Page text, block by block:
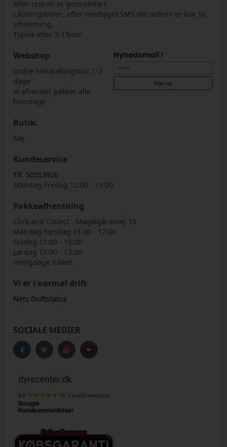
efter ordren er gennemført
i åbningstiden, efter modtaget SMS om ordren er klar til
afhentning.
Typisk efter 5-15min
Webshop
Ordre behandlingstid: 1-2
dage
Vi afsender pakker alle
hverdage
Butik:
Nej
Kundeservice
Tlf. 50553920
Mandag-Fredag 12:00 - 15:00
Pakkeafhentning
Click and Collect - Møgelgårdsvej 19
Mandag-Torsdag 11:00 - 17:00
Fredag 11:00 - 16:00
Lørdag 11:00 - 13:00
Helligdage lukket
Vi er i normal drift
Nets Driftstatus
SOCIALE MEDIER